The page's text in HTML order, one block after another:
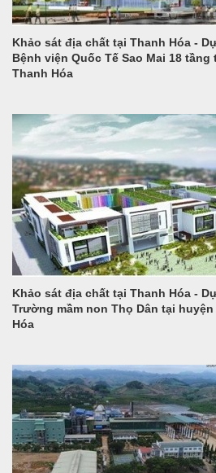
Khảo sát địa chất tại Thanh Hóa -
Bệnh viện Quốc Tế Sao Mai 18
Thanh Hóa
Khảo sát địa chất tại Thanh Hóa -
Trường mầm non Thọ Dân tại
Hóa